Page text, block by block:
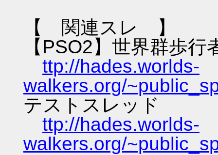
【 関連スレ 】
【PSO2】世界群歩
ttp://hades.worlds-
walkers.org/
テストスレッド
ttp://hades.worlds-
walkers.org/